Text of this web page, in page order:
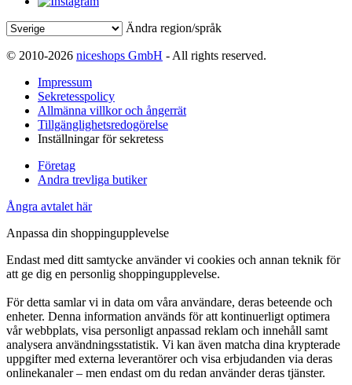
Ändra region/språk
© 2010-2026 niceshops GmbH - All rights reserved.
Impressum
Sekretesspolicy
Allmänna villkor och ångerrät
Tillgänglighetsredogörelse
Inställningar för sekretess
Företag
Andra trevliga butiker
Ångra avtalet här
Anpassa din shoppingupplevelse
Endast med ditt samtycke använder vi cookies och annan teknik för
att ge dig en personlig shoppingupplevelse.
För detta samlar vi in data om våra användare, deras beteende och
enheter. Denna information används för att kontinuerligt optimera
vår webbplats, visa personligt anpassad reklam och innehåll samt
analysera användningsstatistik. Vi kan även matcha dina krypterade
uppgifter med externa leverantörer och visa erbjudanden via deras
onlinekanaler – men endast om du redan använder deras tjänster.